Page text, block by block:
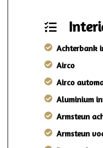
Achterbank
Airco
Airco
Aluminium
Armsteun
Armsteun